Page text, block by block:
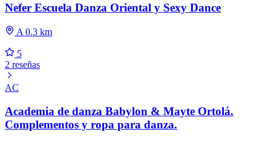
Nefer Escuela Danza Oriental y Sexy Dance
A 0.3 km
5
2 reseñas
AC
Academia de danza Babylon & Mayte Ortolá.
Complementos y ropa para danza.